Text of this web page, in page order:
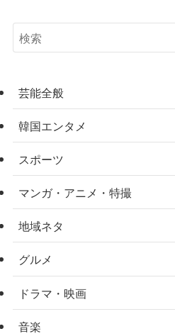
芸能全般
韓国エンタメ
スポーツ
マンガ・アニメ・特撮
地域ネタ
グルメ
ドラマ・映画
音楽